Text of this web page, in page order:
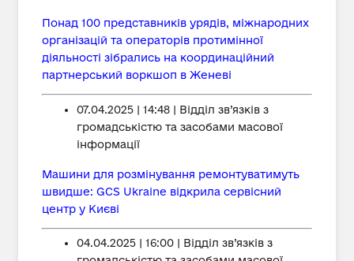
Понад 100 представників урядів, міжнародних
організацій та операторів протимінної
діяльності зібрались на координаційний
партнерський воркшоп в Женеві
07.04.2025 | 14:48 | Відділ зв’язків з
громадськістю та засобами масової
інформації
Машини для розмінування ремонтуватимуть
швидше: GCS Ukraine відкрила сервісний
центр у Києві
04.04.2025 | 16:00 | Відділ зв’язків з